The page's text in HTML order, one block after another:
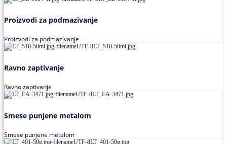
Proizvodi za podmazivanje
Proizvodi za podmazivanje
Ravno zaptivanje
Ravno zaptivanje
Smese punjene metalom
Smese punjene metalom